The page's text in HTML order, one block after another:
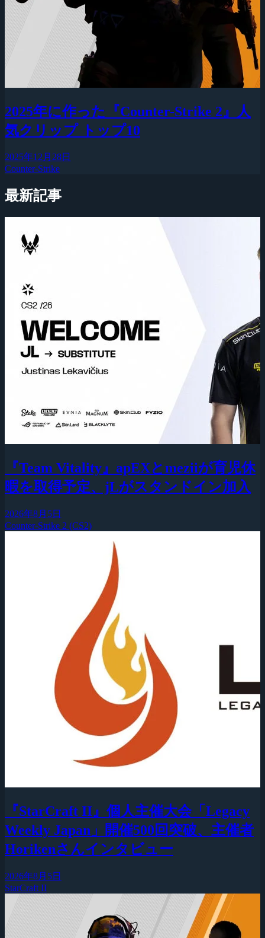
2025年に作った『Counter-Strike 2』人
気クリップ トップ10
2025年12月28日
Counter-Strike
最新記事
『Team Vitality』apEXとmeziiが育児休
暇を取得予定、jLがスタンドイン加入
2026年8月5日
Counter-Strike 2 (CS2)
『StarCraft II』個人主催大会「Legacy
Weekly Japan」開催500回突破、主催者
Horikenさんインタビュー
2026年8月5日
StarCraft II